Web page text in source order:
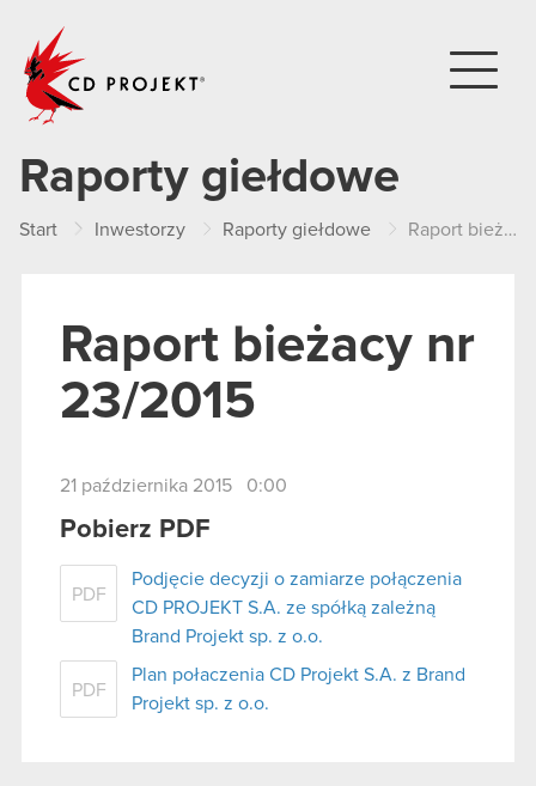
Raporty giełdowe
Start Inwestorzy Raporty giełdowe Raport bieżacy nr 23/2015
Raport bieżacy nr
23/2015
21 października 2015 0:00
Pobierz PDF
PDF
Podjęcie decyzji o zamiarze połączenia
CD PROJEKT S.A. ze spółką zależną
Brand Projekt sp. z o.o.
PDF
Plan połaczenia CD Projekt S.A. z Brand
Projekt sp. z o.o.